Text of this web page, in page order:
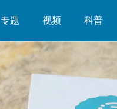
专题 视频 科普